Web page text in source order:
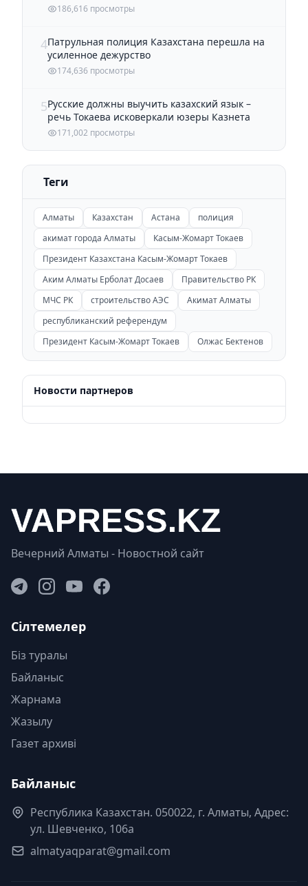
186,616 просмотры
4Патрульная полиция Казахстана перешла на
усиленное дежурство
174,636 просмотры
5Русские должны выучить казахский язык –
речь Токаева исковеркали юзеры Казнета
171,002 просмотры
Теги
Алматы Казахстан Астана
полиция
акимат города Алматы
Касым-Жомарт Токаев
Президент Казахстана Касым-Жомарт Токаев
Аким Алматы Ерболат Досаев
Правительство РК
МЧС РК
строительство АЭС
Акимат Алматы
республиканский референдум
Президент Касым-Жомарт Токаев
Олжас Бектенов
Новости партнеров
Вечерний Алматы - Новостной сайт
Сілтемелер
Біз туралы
Байланыс
Жарнама
Жазылу
Газет архиві
Байланыс
Республика Казахстан. 050022, г. Алматы, Адрес:
ул. Шевченко, 106а
almatyaqparat@gmail.com